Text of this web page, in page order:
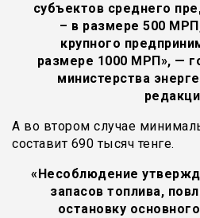
субъектов среднего
– в размере 500
крупного
размере 1000 МРП», —
министерства
А во втором случае
составит 690 тысяч тенге.
«Несоблюдение
запасов топлива,
остановку